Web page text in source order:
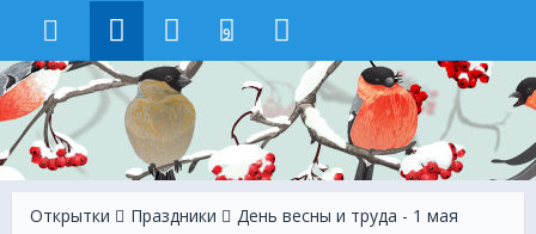
9
Открытки Праздники День весны и труда - 1 мая